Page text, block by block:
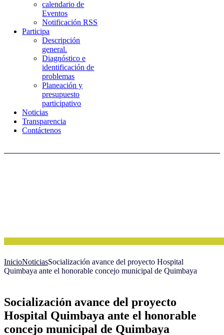
calendario de
Eventos
Notificación RSS
Participa
Descripción
general.
Diagnóstico e
identificación de
problemas
Planeación y
presupuesto
participativo
Noticias
Transparencia
Contáctenos
InicioNoticiasSocialización avance del proyecto Hospital
Quimbaya ante el honorable concejo municipal de Quimbaya
Socialización avance del proyecto
Hospital Quimbaya ante el honorable
concejo municipal de Quimbaya